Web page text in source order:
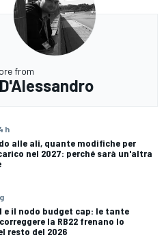
from
h
alle ali, quante modifiche per
nel 2027: perché sarà un'altra
e il nodo budget cap: le tante
la RB22 frenano lo
resto del 2026